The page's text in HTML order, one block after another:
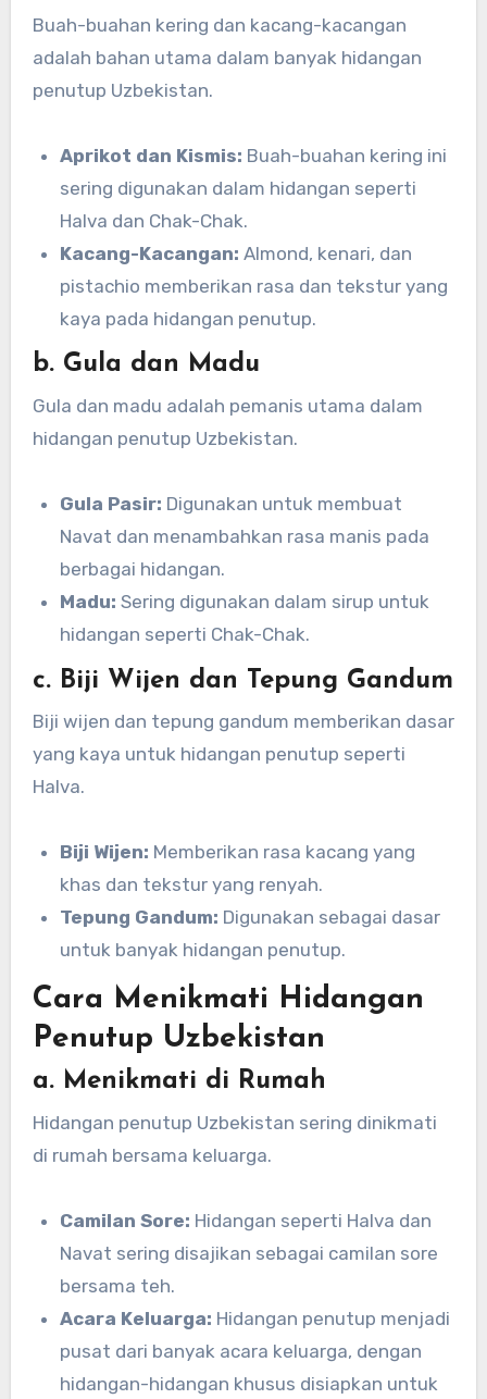
Buah-buahan kering dan kacang-kacangan
adalah bahan utama dalam banyak hidangan
penutup Uzbekistan.
Aprikot dan Kismis: Buah-buahan kering ini
sering digunakan dalam hidangan seperti
Halva dan Chak-Chak.
Kacang-Kacangan: Almond, kenari, dan
pistachio memberikan rasa dan tekstur yang
kaya pada hidangan penutup.
b. Gula dan Madu
Gula dan madu adalah pemanis utama dalam
hidangan penutup Uzbekistan.
Gula Pasir: Digunakan untuk membuat
Navat dan menambahkan rasa manis pada
berbagai hidangan.
Madu: Sering digunakan dalam sirup untuk
hidangan seperti Chak-Chak.
c. Biji Wijen dan Tepung Gandum
Biji wijen dan tepung gandum memberikan dasar
yang kaya untuk hidangan penutup seperti
Halva.
Biji Wijen: Memberikan rasa kacang yang
khas dan tekstur yang renyah.
Tepung Gandum: Digunakan sebagai dasar
untuk banyak hidangan penutup.
Cara Menikmati Hidangan
Penutup Uzbekistan
a. Menikmati di Rumah
Hidangan penutup Uzbekistan sering dinikmati
di rumah bersama keluarga.
Camilan Sore: Hidangan seperti Halva dan
Navat sering disajikan sebagai camilan sore
bersama teh.
Acara Keluarga: Hidangan penutup menjadi
pusat dari banyak acara keluarga, dengan
hidangan-hidangan khusus disiapkan untuk